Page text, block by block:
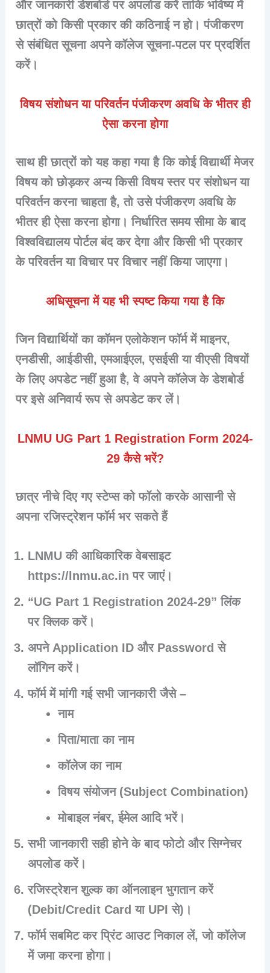
और जानकारी डेशबोर्ड पर अपलोड करें ताकि भविष्य में
छात्रों को किसी प्रकार की कठिनाई न हो। पंजीकरण
से संबंधित सूचना अपने कॉलेज सूचना-पटल पर प्रदर्शित
करें।
विषय संशोधन या परिवर्तन पंजीकरण अवधि के भीतर ही
ऐसा करना होगा
साथ ही छात्रों को यह कहा गया है कि कोई विद्यार्थी मेजर
विषय को छोड़कर अन्य किसी विषय स्तर पर संशोधन या
परिवर्तन करना चाहता है, तो उसे पंजीकरण अवधि के
भीतर ही ऐसा करना होगा। निर्धारित समय सीमा के बाद
विश्वविद्यालय पोर्टल बंद कर देगा और किसी भी प्रकार
के परिवर्तन या विचार पर विचार नहीं किया जाएगा।
अधिसूचना में यह भी स्पष्ट किया गया है कि
जिन विद्यार्थियों का कॉमन एलोकेशन फॉर्म में माइनर,
एनडीसी, आईडीसी, एमआईएल, एसईसी या वीएसी विषयों
के लिए अपडेट नहीं हुआ है, वे अपने कॉलेज के डेशबोर्ड
पर इसे अनिवार्य रूप से अपडेट कर लें।
LNMU UG Part 1 Registration Form 2024-
29 कैसे भरें?
छात्र नीचे दिए गए स्टेप्स को फॉलो करके आसानी से
अपना रजिस्ट्रेशन फॉर्म भर सकते हैं
LNMU की आधिकारिक वेबसाइट
https://lnmu.ac.in पर जाएं।
“UG Part 1 Registration 2024-29” लिंक
पर क्लिक करें।
अपने Application ID और Password से
लॉगिन करें।
फॉर्म में मांगी गई सभी जानकारी जैसे –
नाम
पिता/माता का नाम
कॉलेज का नाम
विषय संयोजन (Subject Combination)
मोबाइल नंबर, ईमेल आदि भरें।
सभी जानकारी सही होने के बादफोटो और सिग्नेचर
अपलोडकरें।
रजिस्ट्रेशन शुल्क का ऑनलाइन भुगतान करें
(Debit/Credit Card या UPI से)।
फॉर्म सबमिट करप्रिंट आउट निकाल लें, जो कॉलेज
में जमा करना होगा।
हंसने से
परीक्षा में
रोज सुबह